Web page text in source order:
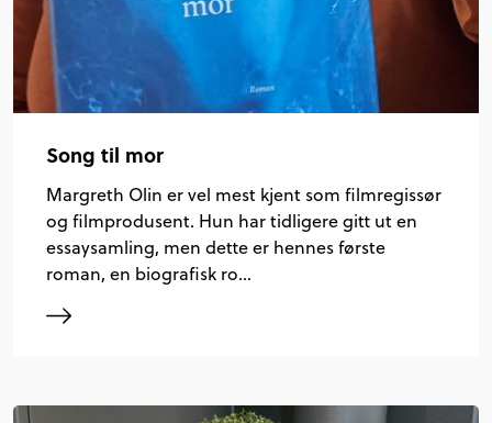
Song til mor
Margreth Olin er vel mest kjent som filmregissør
og filmprodusent. Hun har tidligere gitt ut en
essaysamling, men dette er hennes første
roman, en biografisk ro…